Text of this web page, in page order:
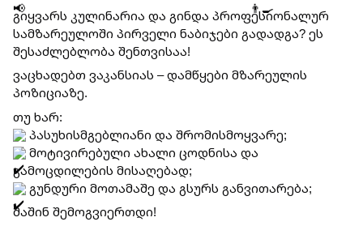
გიყვარს კულინარია და გინდა პროფესიონალურ
სამზარეულოში პირველი ნაბიჯები გადადგა? ეს
შესაძლებლობა შენთვისაა!
ვაცხადებთ ვაკანსიას – დამწყები მზარეულის
პოზიციაზე.
თუ ხარ:
პასუხისმგებლიანი და შრომისმოყვარე;
მოტივირებული ახალი ცოდნისა და
გამოცდილების მისაღებად;
გუნდური მოთამაშე და გსურს განვითარება;
მაშინ შემოგვიერთდი!